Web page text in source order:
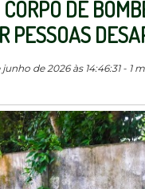
DE
PESSOAS
de 2026 às 14:46:31 - 1